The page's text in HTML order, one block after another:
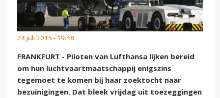
24 juli 2015 - 19:48
FRANKFURT - Piloten van Lufthansa lijken bereid
om hun luchtvaartmaatschappij enigszins
tegemoet te komen bij haar zoektocht naar
bezuinigingen. Dat bleek vrijdag uit toezeggingen